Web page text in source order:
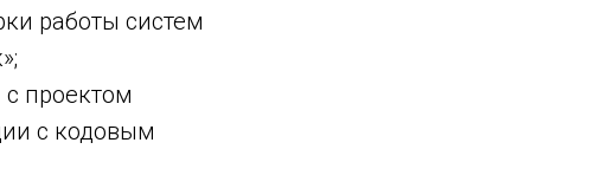
работы систем
проектом
с кодовым